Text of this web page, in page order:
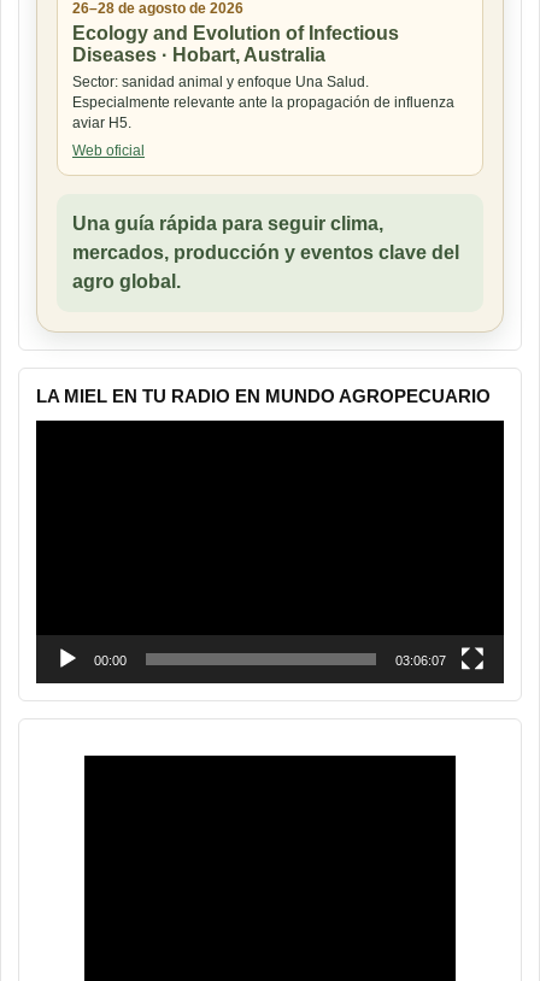
26–28 de agosto de 2026
Ecology and Evolution of Infectious
Diseases · Hobart, Australia
Sector: sanidad animal y enfoque Una Salud.
Especialmente relevante ante la propagación de influenza
aviar H5.
Web oficial
Una guía rápida para seguir clima,
mercados, producción y eventos clave del
agro global.
LA MIEL EN TU RADIO EN MUNDO AGROPECUARIO
00:00 03:06:07